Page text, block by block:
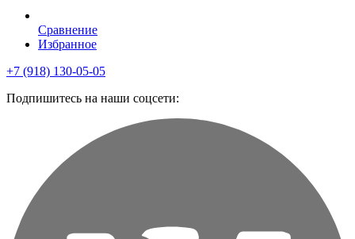
Сравнение
Избранное
+7 (918) 130-05-05
Подпишитесь на наши соцсети: